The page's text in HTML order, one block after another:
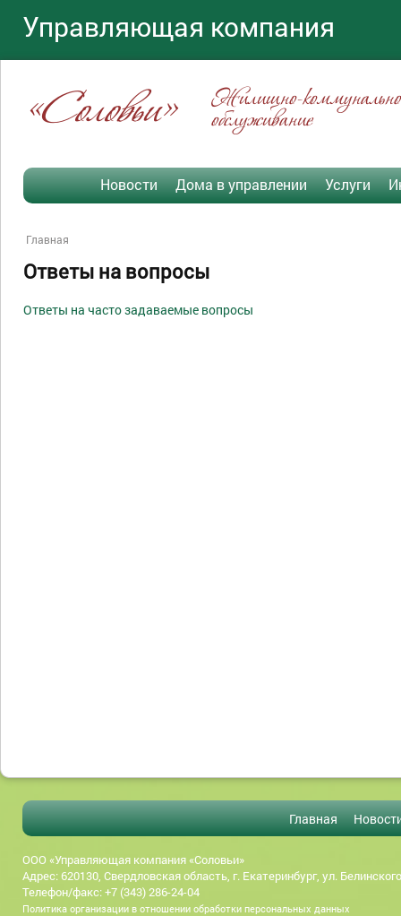
Управляющая компания
«Соловьи» Жилищно-
обслуживание
Новости Дома в управлении Услуги
Главная
Ответы на вопросы
Ответы на часто задаваемые вопросы
Главная
ООО «Управляющая компания «Соловьи»
Адрес: 620130, Свердловская область, г. Екатеринбург, ул.
Телефон/факс: +7 (343) 286-24-04
Политика организации в отношении обработки персональных данных